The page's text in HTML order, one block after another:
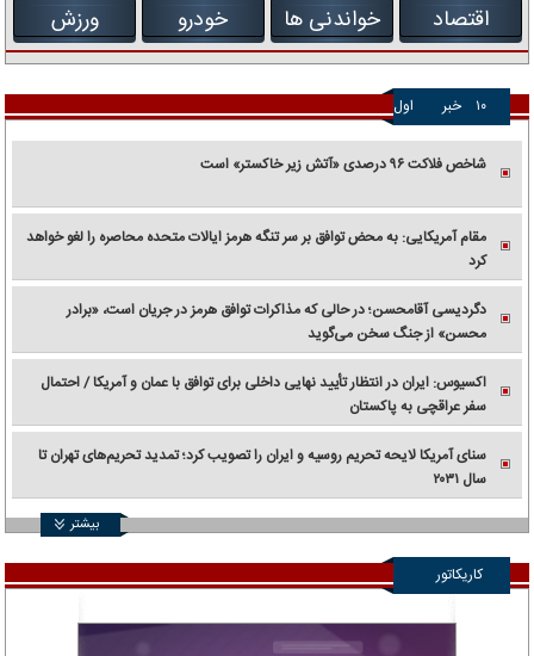
اقتصاد خواندنی ها خودرو ورزش
۱۰ خبر اول
شاخص فلاکت ۹۶ درصدی «آتش زیر خاکستر» است
مقام آمریکایی: به محض توافق بر سر تنگه هرمز ایالات متحده محاصره را لغو خواهد
کرد
دگردیسی آقامحسن؛ در حالی که مذاکرات توافق هرمز در جریان است، «برادر
محسن» از جنگ سخن می‌گوید
اکسیوس: ایران در انتظار تأیید نهایی داخلی برای توافق با عمان و آمریکا / احتمال
سفر عراقچی به پاکستان
سنای آمریکا لایحه تحریم روسیه و ایران را تصویب کرد؛ تمدید تحریم‌های تهران تا
سال ۲۰۳۱
بیشتر
کاریکاتور